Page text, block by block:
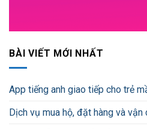
BÀI VIẾT MỚI NHẤT
App tiếng anh giao tiếp cho trẻ
Dịch vụ mua hộ, đặt hàng và vận